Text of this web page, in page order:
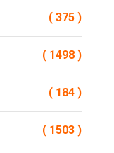
( 375 )
( 1498 )
( 184 )
( 1503 )